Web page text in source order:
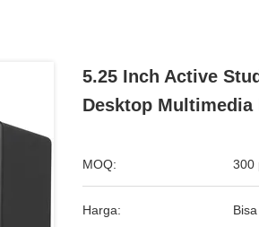
5.25 Inch Active
Desktop
MOQ: 300
Harga: